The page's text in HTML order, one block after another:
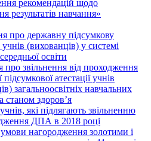
рекомендацій щодо
результатів навчання»
про державну підсумкову
учнів (вихованців) у системі
освіти
про звільнення від проходження
атестації учнів
загальноосвітніх навчальних
станом здоров’я
які підлягають звільненню
ДПА в 2018 році
нагородження золотими і